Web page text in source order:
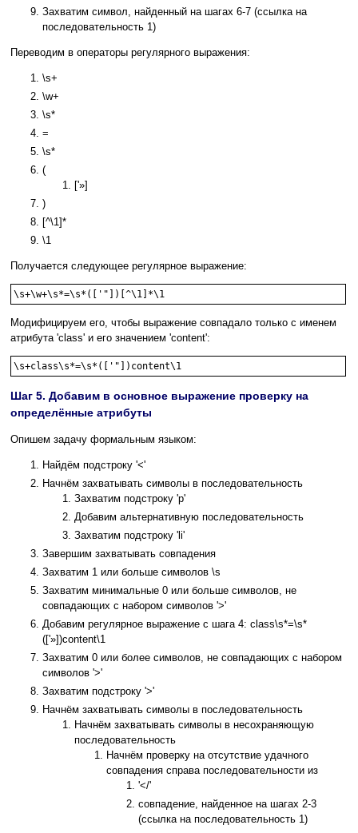
Захватим символ, найденный на шагах 6-7 (ссылка на
последовательность 1)
Переводим в операторы регулярного выражения:
\s+
\w+
\s*
=
\s*
(
['»]
)
[^\1]*
\1
Получается следующее регулярное выражение:
\s+\w+\s*=\s*(['"])[^\1]*\1
Модифицируем его, чтобы выражение совпадало только с именем
атрибута 'class' и его значением 'content':
\s+class\s*=\s*(['"])content\1
Шаг 5. Добавим в основное выражение проверку на
определённые атрибуты
Опишем задачу формальным языком:
Найдём подстроку '<'
Начнём захватывать символы в последовательность
Захватим подстроку 'p'
Добавим альтернативную последовательность
Захватим подстроку 'li'
Завершим захватывать совпадения
Захватим 1 или больше символов \s
Захватим минимальные 0 или больше символов, не
совпадающих с набором символов '>'
Добавим регулярное выражение с шага 4: class\s*=\s*
(['»])content\1
Захватим 0 или более символов, не совпадающих с набором
символов '>'
Захватим подстроку '>'
Начнём захватывать символы в последовательность
Начнём захватывать символы в несохраняющую
последовательность
Начнём проверку на отсутствие удачного
совпадения справа последовательности из
'</'
совпадение, найденное на шагах 2-3
(ссылка на последовательность 1)